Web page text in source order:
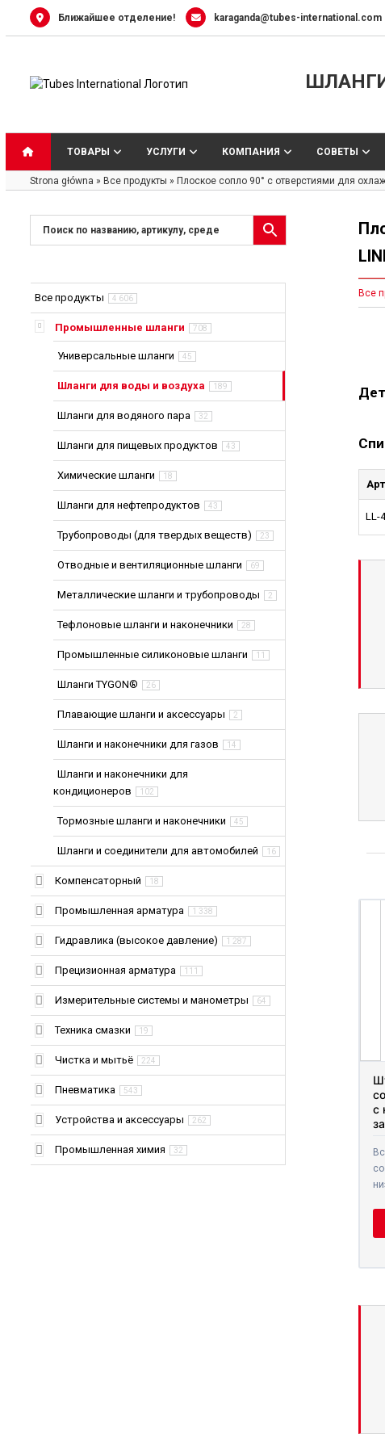
Ближайшее отделение! karaganda@tubes-international.com
ТОВАРЫ
Универсальные
Шланги и
Шланги для
Шланги
Промышленные
УСЛУГИ КОМПАНИЯ СОВЕТЫ
Strona główna » Все продукты » Плоское сопло 90° с отверстиями для
Все
LL-
с
Все продукты 4 606
Промышленные шланги 708
Универсальные шланги 45
Шланги для воды и воздуха 189
Шланги для водяного пара 32
Шланги для пищевых продуктов 43
Химические шланги 18
Шланги для нефтепродуктов 43
Трубопроводы (для твердых веществ) 23
Отводные и вентиляционные шланги 69
Металлические шланги и трубопроводы 2
Тефлоновые шланги и наконечники 28
Промышленные силиконовые шланги 11
Шланги TYGON® 26
Плавающие шланги и аксессуары 2
Шланги и наконечники для газов 14
Шланги и наконечники для
кондиционеров
102
Тормозные шланги и наконечники 45
Шланги и соединители для автомобилей 16
Компенсаторный 18
Промышленная арматура 1 338
Гидравлика (высокое давление) 1 287
Прецизионная арматура 111
Измерительные системы и манометры 64
Техника смазки 19
Чистка и мытьё 224
Пневматика 543
Устройства и аксессуары 262
Промышленная химия 32